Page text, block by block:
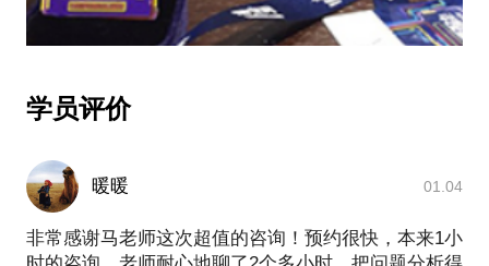
多人次观看。
2019年11月，建设达人推招商加盟体系招募合伙人，
130多家运营中心的市场布局，为产品销售体系快速
2020年3月，深耕短视频直播领域，用新的流量体系
赋能企业。服务广东省中小企业发展促进会，代运营
其官方号"专精特新"，探索对传统企业，抖音短视频
直播赋能的新流量新玩法。
务版图，主导规划了公司的商业模式；
6.开馆运营期：负责公司主导的商学院、广东农村电
7.开馆运营期：广东省内地市馆的合作建设工作；
8.开馆运营期：与公关关系同事一起，充分利用项目
源、诚信平台等千万级别的项目；
9.开馆运营期：与深圳某商业地产运营商合作，通过
对shopping mall注入电商概念，筹建电商产业园等操
作，获取政府支持低价拿地；
学员评价
暖暖 01.04
非常感谢马老师这次超值的咨询！预约很快，本来1小